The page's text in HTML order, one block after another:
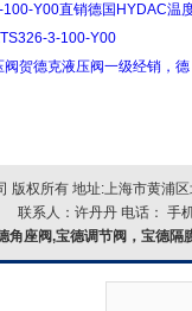
100-Y00直销德国HYDAC温
3-100-Y00
阀贺德克液压阀一级经销，德
版权所有 地址:上海市黄浦
联系人：许丹丹 电话： 手
角座阀,宝德调节阀，宝德